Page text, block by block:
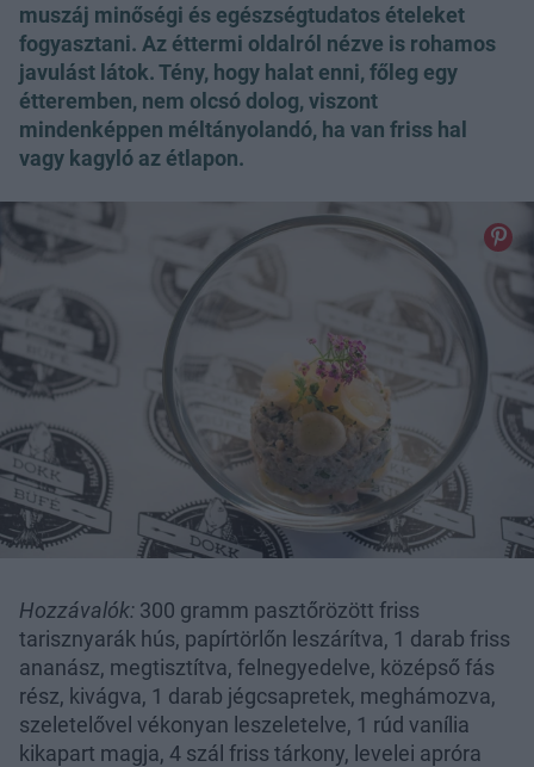
muszáj minőségi és egészségtudatos ételeket
fogyasztani. Az éttermi oldalról nézve is rohamos
javulást látok. Tény, hogy halat enni, főleg egy
étteremben, nem olcsó dolog, viszont
mindenképpen méltányolandó, ha van friss hal
vagy kagyló az étlapon.
Hozzávalók: 300 gramm pasztőrözött friss
tarisznyarák hús, papírtörlőn leszárítva, 1 darab friss
ananász, megtisztítva, felnegyedelve, középső fás
rész, kivágva, 1 darab jégcsapretek, meghámozva,
szeletelővel vékonyan leszeletelve, 1 rúd vanília
kikapart magja, 4 szál friss tárkony, levelei apróra